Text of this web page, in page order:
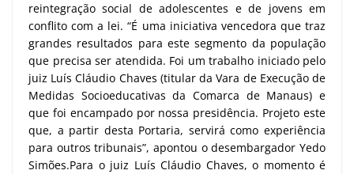
reintegração social de adolescentes e de jovens em
conflito com a lei. “É uma iniciativa vencedora que traz
grandes resultados para este segmento da população
que precisa ser atendida. Foi um trabalho iniciado pelo
juiz Luís Cláudio Chaves (titular da Vara de Execução de
Medidas Socioeducativas da Comarca de Manaus) e
que foi encampado por nossa presidência. Projeto este
que, a partir desta Portaria, servirá como experiência
para outros tribunais”, apontou o desembargador Yedo
Simões.Para o juiz Luís Cláudio Chaves, o momento é